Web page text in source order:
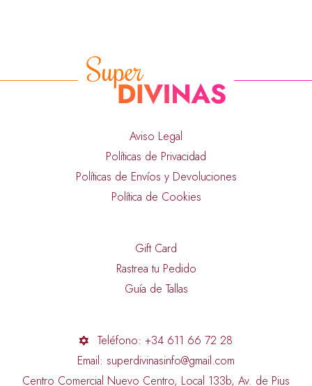
Aviso Legal
Políticas de Privacidad
Políticas de Envíos y Devoluciones
Política de Cookies
Gift Card
Rastrea tu Pedido
Guía de Tallas
Teléfono: +34 611 66 72 28
Email: superdivinasinfo@gmail.com
Centro Comercial Nuevo Centro, Local 133b, Av. de Pius